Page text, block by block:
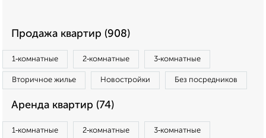
Продажа квартир (908)
1‑комнатные 2‑комнатные 3‑комнатные
Вторичное жилье Новостройки Без посредников
Аренда квартир (74)
1‑комнатные 2‑комнатные 3‑комнатные